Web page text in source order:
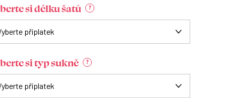
si délku šatů ?
si typ sukně ?